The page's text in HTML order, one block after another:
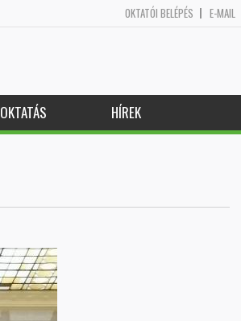
OKTATÓI BELÉPÉS E-MAIL
OKTATÁS HÍREK